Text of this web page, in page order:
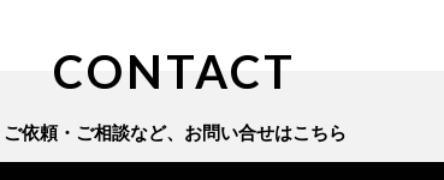
CONTACT
ご依頼・ご相談など、 お問い合せはこちら